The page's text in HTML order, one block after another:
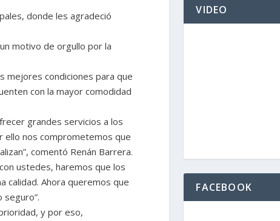
donde les agradeció
motivo de orgullo por la
mejores condiciones para que
con la mayor comodidad
grandes servicios a los
ello nos comprometemos que
comentó Renán Barrera.
ustedes, haremos que los
calidad. Ahora queremos que
seguro”.
y por eso,
VIDEO
FACEBOOK